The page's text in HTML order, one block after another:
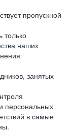
пропускной
только
наших
занятых
персональных
в самые